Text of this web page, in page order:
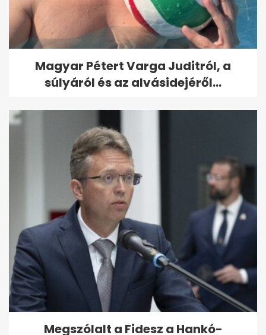
Magyar Pétert Varga Juditról, a
súlyáról és az alvásidejéről...
Megszólalt a Fidesz a Hankó-